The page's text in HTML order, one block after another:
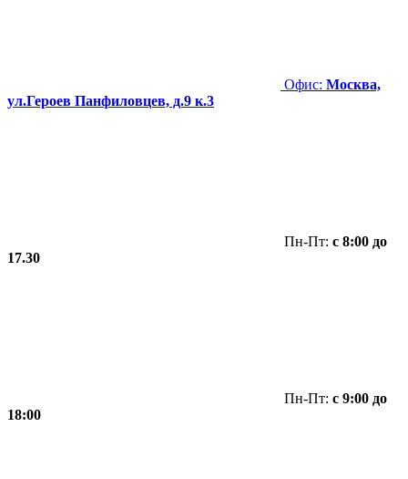
Офис: Москва,
ул.Героев Панфиловцев, д.9 к.3
Пн-Пт: с 8:00 до
17.30
Пн-Пт: с 9:00 до
18:00